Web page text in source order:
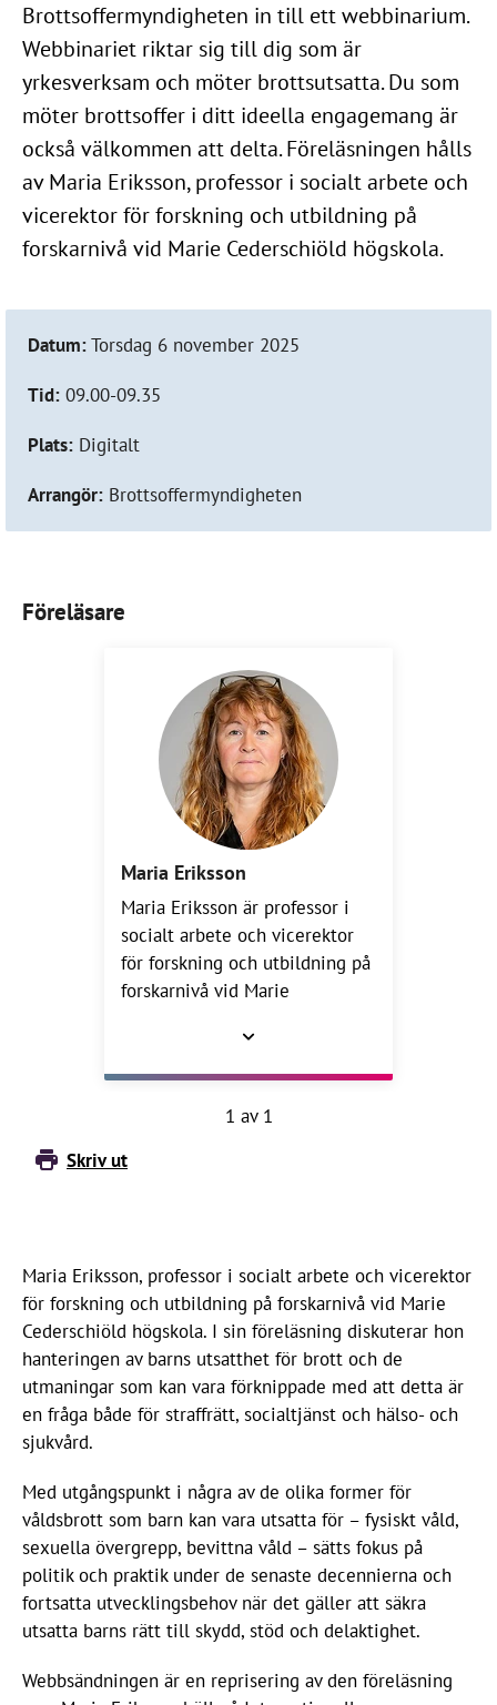
Brottsoffermyndigheten in till ett webbinarium.
Webbinariet riktar sig till dig som är
yrkesverksam och möter brottsutsatta. Du som
möter brottsoffer i ditt ideella engagemang är
också välkommen att delta. Föreläsningen hålls
av Maria Eriksson, professor i socialt arbete och
vicerektor för forskning och utbildning på
forskarnivå vid Marie Cederschiöld högskola.
Datum:Torsdag 6 november 2025
Tid: 09.00-09.35
Plats: Digitalt
Arrangör: Brottsoffermyndigheten
Föreläsare
Maria Eriksson
Maria Eriksson är professor i
socialt arbete och vicerektor
för forskning och utbildning på
forskarnivå vid Marie
1 av 1
Skriv ut
Maria Eriksson, professor i socialt arbete och vicerektor
för forskning och utbildning på forskarnivå vid Marie
Cederschiöld högskola. I sin föreläsning diskuterar hon
hanteringen av barns utsatthet för brott och de
utmaningar som kan vara förknippade med att detta är
en fråga både för straffrätt, socialtjänst och hälso- och
sjukvård.
Med utgångspunkt i några av de olika former för
våldsbrott som barn kan vara utsatta för – fysiskt våld,
sexuella övergrepp, bevittna våld – sätts fokus på
politik och praktik under de senaste decennierna och
fortsatta utvecklingsbehov när det gäller att säkra
utsatta barns rätt till skydd, stöd och delaktighet.
Webbsändningen är en reprisering av den föreläsning